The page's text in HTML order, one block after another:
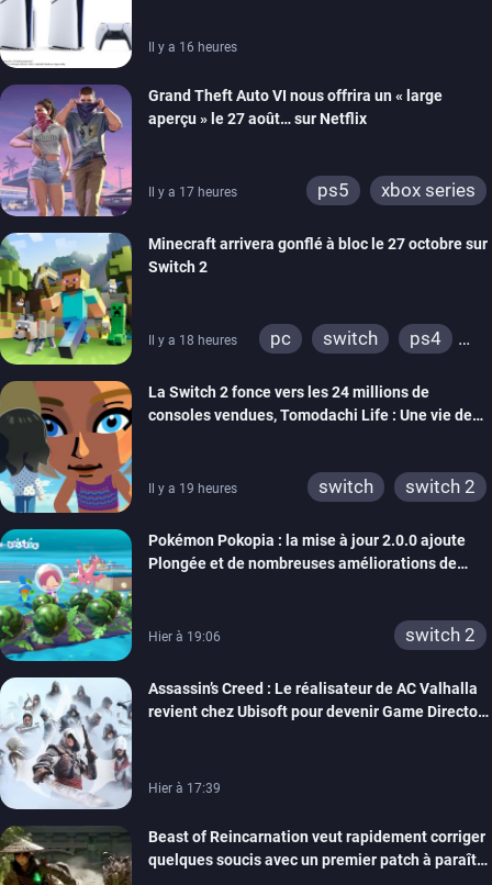
Il y a 16 heures
Grand Theft Auto VI nous offrira un « large
aperçu » le 27 août… sur Netflix
Il y a 17 heures ps5 xbox series
Minecraft arrivera gonflé à bloc le 27 octobre sur
Switch 2
Il y a 18 heures pc switch
ps4
wiiu
3ds
ps3
xbox 360
switch 2
La Switch 2 fonce vers les 24 millions de
consoles vendues, Tomodachi Life : Une vie de
Il y a 19 heures switch switch 2
Pokémon Pokopia : la mise à jour 2.0.0 ajoute
Plongée et de nombreuses améliorations de
Hier à 19:06 switch 2
Assassin’s Creed : Le réalisateur de AC Valhalla
revient chez Ubisoft pour devenir Game Director
Hier à 17:39
Beast of Reincarnation veut rapidement corriger
quelques soucis avec un premier patch à paraître